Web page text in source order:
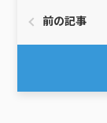
前の記事